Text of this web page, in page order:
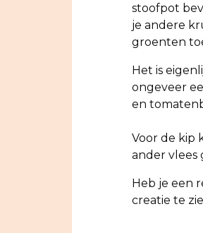
stoofpot
je andere
groenten
Het is
ongeveer
en
Voor de kip
ander vlees
Heb je een
creatie te